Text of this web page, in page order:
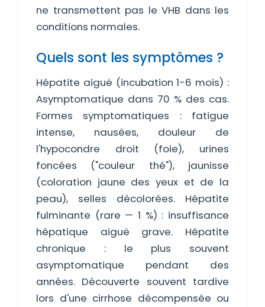
ne transmettent pas le VHB dans les
conditions normales.
Quels sont les symptômes ?
Hépatite aiguë (incubation 1-6 mois) :
Asymptomatique dans 70 % des cas.
Formes symptomatiques : fatigue
intense, nausées, douleur de
l'hypocondre droit (foie), urines
foncées ("couleur thé"), jaunisse
(coloration jaune des yeux et de la
peau), selles décolorées. Hépatite
fulminante (rare — 1 %) : insuffisance
hépatique aiguë grave. Hépatite
chronique : le plus souvent
asymptomatique pendant des
années. Découverte souvent tardive
lors d'une cirrhose décompensée ou